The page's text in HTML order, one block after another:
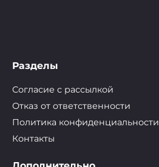
Разделы
Согласие с рассылкой
Отказ от ответственности
Политика конфиденциальности
Контакты